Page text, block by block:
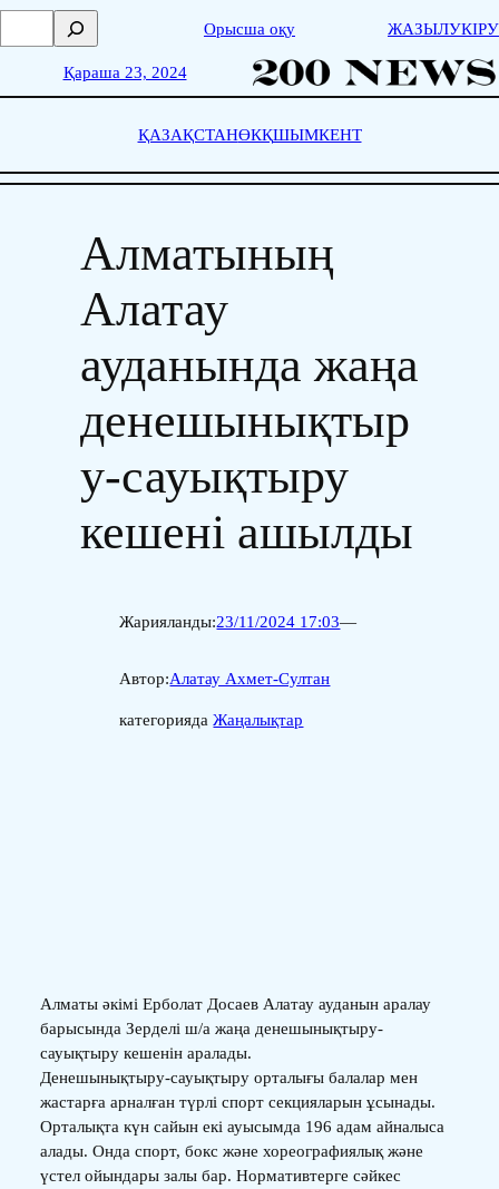
Skip
о
с
Орысша оқу ЖАЗЫЛУКІРУ
Қараша 23, 2024
ҚАЗАҚСТАНӨКҚШЫМКЕНТ
Алматының
Алатау
ауданында жаңа
денешынықтыр
у-сауықтыру
кешені ашылды
Жарияланды:23/11/2024 17:03—
Автор:Алатау Ахмет-Султан
категориядаЖаңалықтар
Алматы әкімі Ерболат Досаев Алатау ауданын аралау
барысында Зерделі ш/а жаңа денешынықтыру-
сауықтыру кешенін аралады.
Денешынықтыру-сауықтыру орталығы балалар мен
жастарға арналған түрлі спорт секцияларын ұсынады.
Орталықта күн сайын екі ауысымда 196 адам айналыса
алады. Онда спорт, бокс және хореографиялық және
үстел ойындары залы бар. Нормативтерге сәйкес